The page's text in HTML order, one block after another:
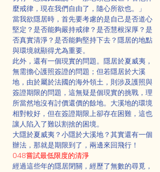
麼戒律，現在我們自由了，隨心所欲也。」
當我欲隱居時，首先要考慮的是自己是否道心
堅定？是否能夠嚴持戒律？是否慧根深厚？是
否真實清淨？是否能夠堅持下去？隱居的地點
與環境就顯得尤為重要。
此外，還有一個現實的問題。隱居於夏威夷，
無需擔心護照簽證的問題；但若隱居於大溪
地，由於屬於法國的海外領土，則涉及護照與
簽證期限的問題，這無疑是個現實的挑戰，理
所當然地沒有討價還價的餘地。大溪地的環境
相對較好，但在簽證期限上卻存在困難，這也
讓人陷入了難以割捨的困境。
大隱於夏威夷？小隱於大溪地？其實還有一個
辦法，那就是期限到了，兩邊來回飛行！
048嘗試最低限度的清淨
經過這些年的隱居閉關，經歷了無數的尋覓，